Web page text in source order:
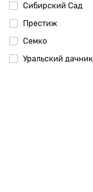
Сибирский Сад
Престиж
Семко
Уральский дачник